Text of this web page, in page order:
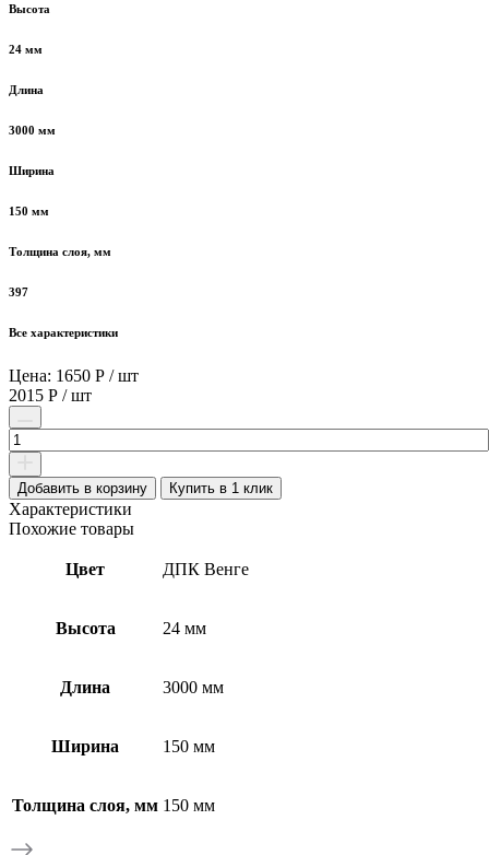
Высота
24 мм
Длина
3000 мм
Ширина
150 мм
Толщина слоя, мм
397
Все характеристики
Цена: 1650 Р / шт
2015 Р / шт
Количество
товара
Террасная
доска
из
ДПК
ВЕНГЕ
Добавить в корзину Купить в 1 клик
Характеристики
Похожие товары
Цвет ДПК Венге
Высота 24 мм
Длина 3000 мм
Ширина 150 мм
Толщина слоя, мм 150 мм